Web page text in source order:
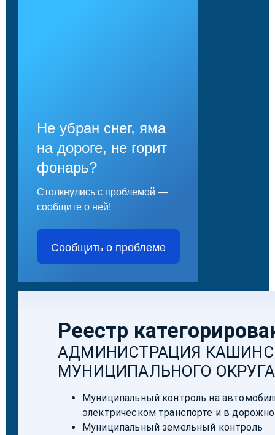
Не убран снег, яма
на дороге, не горит
фонарь?
Столкнулись с проблемой —
сообщите о ней!
Сообщить о проблеме